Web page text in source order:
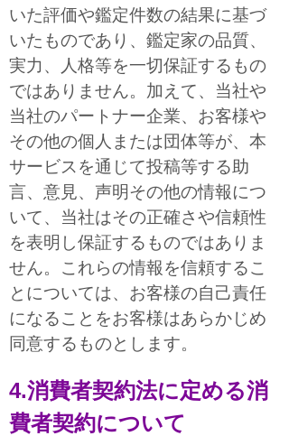
いた評価や鑑定件数の結果に基づ
いたものであり、鑑定家の品質、
実力、人格等を一切保証するもの
ではありません。加えて、当社や
当社のパートナー企業、お客様や
その他の個人または団体等が、本
サービスを通じて投稿等する助
言、意見、声明その他の情報につ
いて、当社はその正確さや信頼性
を表明し保証するものではありま
せん。これらの情報を信頼するこ
とについては、お客様の自己責任
になることをお客様はあらかじめ
同意するものとします。
4.消費者契約法に定める消
費者契約について